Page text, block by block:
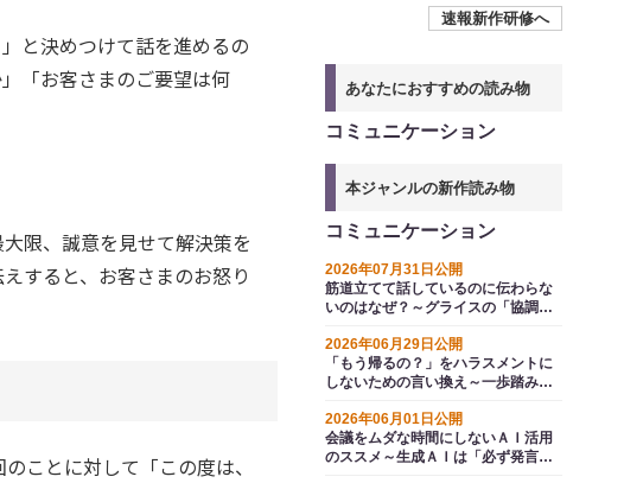
と決めつけて話を進めるの
「お客さまのご要望は何
限、誠意を見せて解決策を
すると、お客さまのお怒り
ことに対して「この度は、
速報新作研修へ
あなたにおすすめの読み物
コミュニケーション
本ジャンルの新作読み物
コミュニケーション
2026年07月31日公開
筋道立てて話しているのに伝わらな
いのはなぜ？～グライスの「協調の
2026年06月29日公開
「もう帰るの？」をハラスメントに
しないための言い換え～一歩踏み込
2026年06月01日公開
会議をムダな時間にしないＡＩ活用
のススメ～生成ＡＩは「必ず発言す